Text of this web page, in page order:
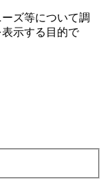
ズ等について調
⽰する⽬的で